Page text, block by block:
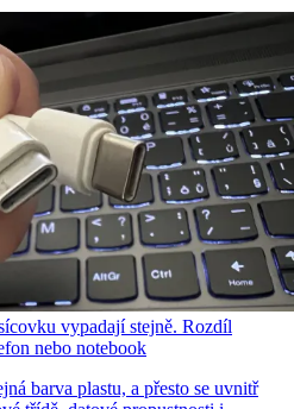
vypadají stejně. Rozdíl
nebo notebook
barva plastu, a přesto se uvnitř